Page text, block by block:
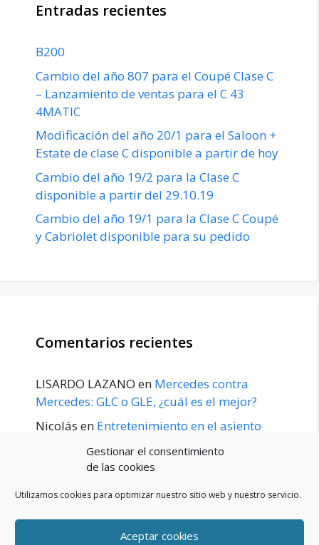
Gestionar el consentimiento
de las cookies
Utilizamos cookies para optimizar nuestro sitio web y nuestro servicio.
Aceptar cookies
Entradas recientes
B200
Cambio del año 807 para el Coupé Clase C
– Lanzamiento de ventas para el C 43
4MATIC
Modificación del año 20/1 para el Saloon +
Estate de clase C disponible a partir de hoy
Cambio del año 19/2 para la Clase C
disponible a partir del 29.10.19
Cambio del año 19/1 para la Clase C Coupé
y Cabriolet disponible para su pedido
Comentarios recientes
LISARDO LAZANO en Mercedes contra
Mercedes: GLC o GLE, ¿cuál es el mejor?
Nicolás en Entretenimiento en el asiento
principios de 2020